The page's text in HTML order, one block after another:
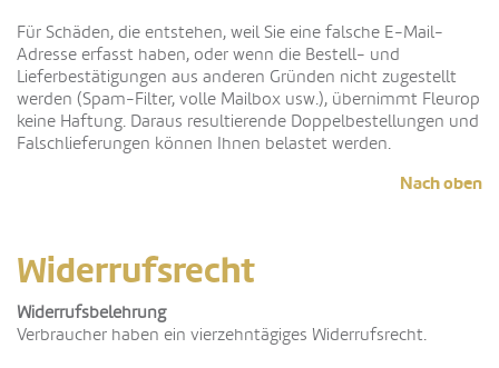
Für Schäden, die entstehen, weil Sie eine falsche E-Mail-
Adresse erfasst haben, oder wenn die Bestell- und
Lieferbestätigungen aus anderen Gründen nicht zugestellt
werden (Spam-Filter, volle Mailbox usw.), übernimmt Fleurop
keine Haftung. Daraus resultierende Doppelbestellungen und
Falschlieferungen können Ihnen belastet werden.
Nach oben
Widerrufsrecht
Widerrufsbelehrung
Verbraucher haben ein vierzehntägiges Widerrufsrecht.